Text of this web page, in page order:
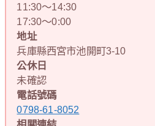
11:30～14:30
17:30～0:00
地址
兵庫縣西宮市池開町3-10
公休日
未確認
電話號碼
0798-61-8052